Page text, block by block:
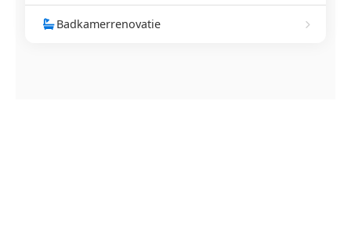
Badkamerrenovatie